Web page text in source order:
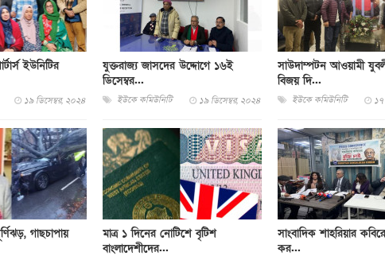
ইউনিটির
১৯ ডিসেম্বর, ২০২৪
যুক্তরাজ‍্য জাসদের উদ্দোগে ১৬ই
ডিসেম্বর...
ইউকে কমিউনিটি ১৯ ডিসেম্বর, ২০২৪
সাউদাম্পটন আওয়ামী
বিজয় দি...
ইউকে কমিউনিটি ১৭
গাছচাপায়
মাত্র ১ দিনের নোটিশে বৃটিশ
বাংলাদেশীদের...
সাংবাদিক শাহরিয়ার
কর...